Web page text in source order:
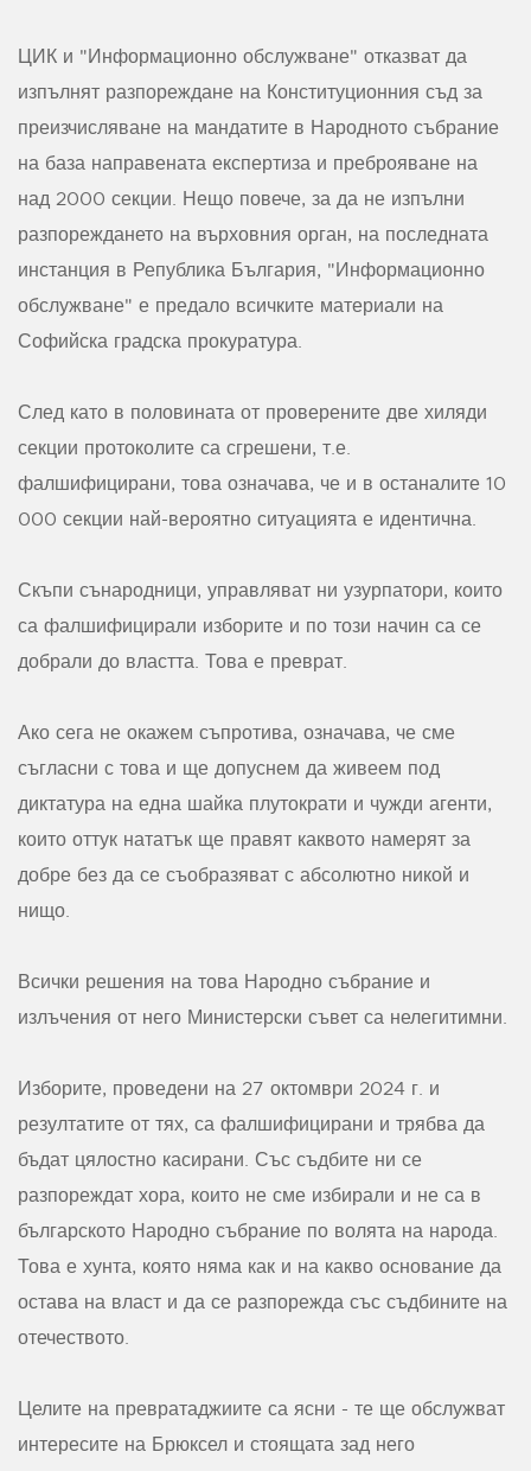
ЦИК и "Информационно обслужване" отказват да
изпълнят разпореждане на Конституционния съд за
преизчисляване на мандатите в Народното събрание
на база направената експертиза и преброяване на
над 2000 секции. Нещо повече, за да не изпълни
разпореждането на върховния орган, на последната
инстанция в Република България, "Информационно
обслужване" е предало всичките материали на
Софийска градска прокуратура.
След като в половината от проверените две хиляди
секции протоколите са сгрешени, т.е.
фалшифицирани, това означава, че и в останалите 10
000 секции най-вероятно ситуацията е идентична.
Скъпи сънародници, управляват ни узурпатори, които
са фалшифицирали изборите и по този начин са се
добрали до властта. Това е преврат.
Ако сега не окажем съпротива, означава, че сме
съгласни с това и ще допуснем да живеем под
диктатура на една шайка плутократи и чужди агенти,
които оттук нататък ще правят каквото намерят за
добре без да се съобразяват с абсолютно никой и
нищо.
Всички решения на това Народно събрание и
излъчения от него Министерски съвет са нелегитимни.
Изборите, проведени на 27 октомври 2024 г. и
резултатите от тях, са фалшифицирани и трябва да
бъдат цялостно касирани. Със съдбите ни се
разпореждат хора, които не сме избирали и не са в
българското Народно събрание по волята на народа.
Това е хунта, която няма как и на какво основание да
остава на власт и да се разпорежда със съдбините на
отечеството.
Целите на превратаджиите са ясни - те ще обслужват
интересите на Брюксел и стоящата зад него